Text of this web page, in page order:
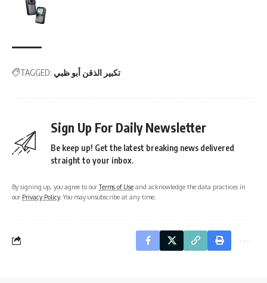
TAGGED: تكبير الذقن أبو ظبي
Sign Up For Daily Newsletter
Be keep up! Get the latest breaking news delivered
straight to your inbox.
By signing up, you agree to ourTerms of Use and acknowledge the data practices in
our Privacy Policy. You may unsubscribe at any time.